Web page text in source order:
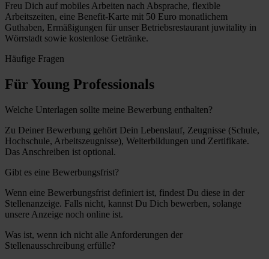
Freu Dich auf mobiles Arbeiten nach Absprache, flexible
Arbeitszeiten, eine Benefit-Karte mit 50 Euro monatlichem
Guthaben, Ermäßigungen für unser Betriebsrestaurant juwitality in
Wörrstadt sowie kostenlose Getränke.
Häufige Fragen
Für Young Professionals
Welche Unterlagen sollte meine Bewerbung enthalten?
Zu Deiner Bewerbung gehört Dein Lebenslauf, Zeugnisse (Schule,
Hochschule, Arbeitszeugnisse), Weiterbildungen und Zertifikate.
Das Anschreiben ist optional.
Gibt es eine Bewerbungsfrist?
Wenn eine Bewerbungsfrist definiert ist, findest Du diese in der
Stellenanzeige. Falls nicht, kannst Du Dich bewerben, solange
unsere Anzeige noch online ist.
Was ist, wenn ich nicht alle Anforderungen der
Stellenausschreibung erfülle?